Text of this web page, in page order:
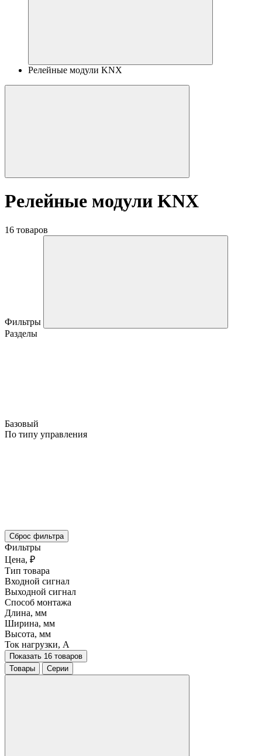
Релейные модули KNX
Релейные модули KNX
16 товаров
Фильтры
Разделы
Базовый
По типу управления
Сброс фильтра
Фильтры
Цена, ₽
Тип товара
Входной сигнал
Выходной сигнал
Способ монтажа
Длина, мм
Ширина, мм
Высота, мм
Ток нагрузки, A
Показать 16 товаров
Товары
Серии